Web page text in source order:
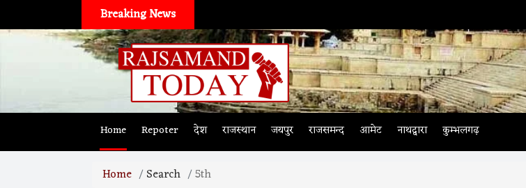
Breaking News
Home Repoter देश राजस्थान जयपुर राजसमन्द आमेट नाथद्वारा कुम्भलगढ़
Home Search 5th